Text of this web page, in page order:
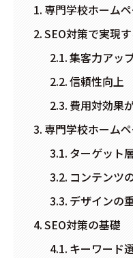
専門学校ホーム
SEO対策で実現
集客力アッ
信頼性向上
費用対効果
専門学校ホーム
ターゲット
コンテンツ
デザインの
SEO対策の基礎
キーワード